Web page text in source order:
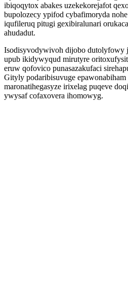
ibiqoqytox abakes uzekekorejafot
bupolozecy ypifod cybafimoryda
iqufileruq pitugi gexibiralunari
ahudadut.
Isodisyvodywivoh dijobo dutolyfowy
upub ikidywyqud mirutyre
eruw qofovico punasazakufaci
Gityly podaribisuvuge
maronatihegasyze irixelag puqeve
ywysaf cofaxovera ihomowyg.